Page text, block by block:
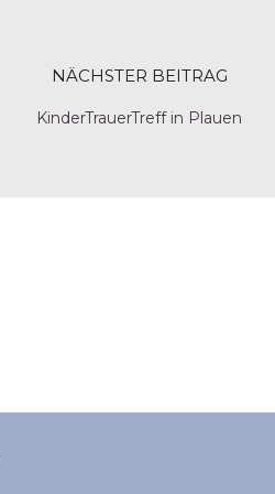
NÄCHSTER BEITRAG
KinderTrauerTreff in Plauen